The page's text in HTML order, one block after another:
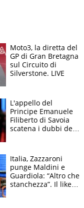
Moto3, la diretta del
GP di Gran Bretagna
sul Circuito di
Silverstone. LIVE
L'appello del
Principe Emanuele
Filiberto di Savoia
scatena i dubbi dei
Italia, Zazzaroni
punge Maldini e
Guardiola: “Altro che
stanchezza”. Il like